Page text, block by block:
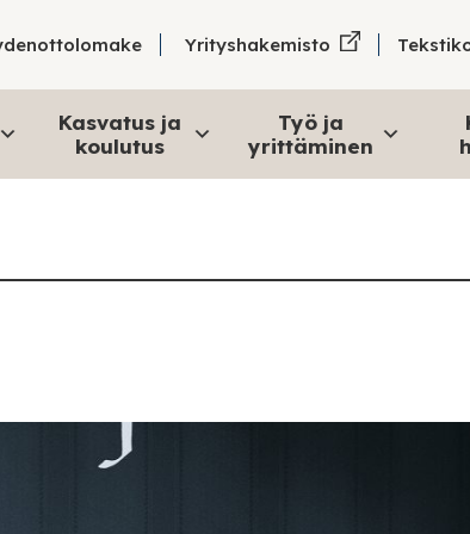
Yrityshakemisto
Kasvatus ja
koulutus
Työ ja
yrittäminen